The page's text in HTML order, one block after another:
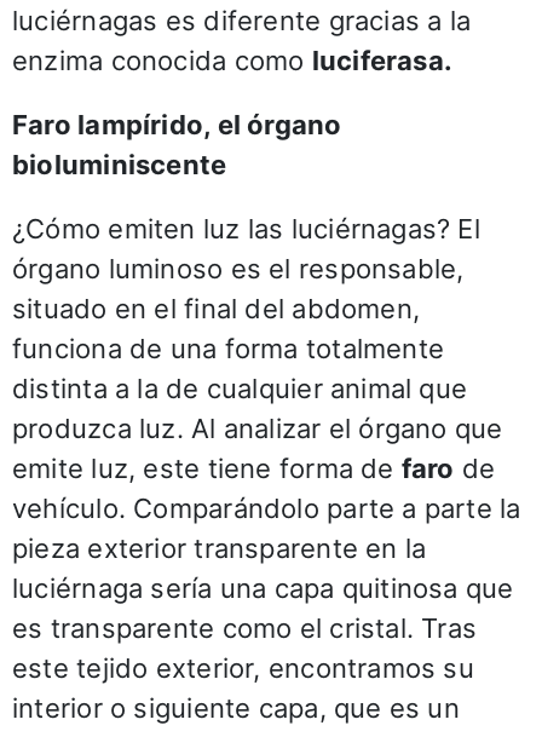
luciérnagas es diferente gracias a la
enzima conocida como luciferasa.
Faro lampírido, el órgano
bioluminiscente
¿Cómo emiten luz las luciérnagas? El
órgano luminoso es el responsable,
situado en el final del abdomen,
funciona de una forma totalmente
distinta a la de cualquier animal que
produzca luz. Al analizar el órgano que
emite luz, este tiene forma de faro de
vehículo. Comparándolo parte a parte la
pieza exterior transparente en la
luciérnaga sería una capa quitinosa que
es transparente como el cristal. Tras
este tejido exterior, encontramos su
interior o siguiente capa, que es un